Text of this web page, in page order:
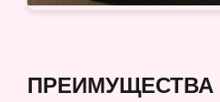
ПРЕИМУЩЕСТВА